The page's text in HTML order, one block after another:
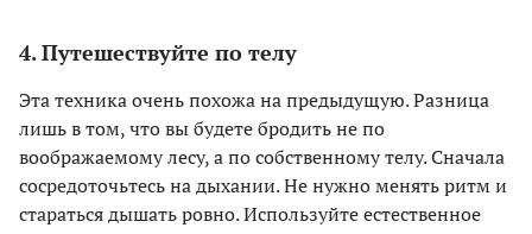
4. Путешествуйте по телу
Эта техника очень похожа на предыдущую. Разница
лишь в том, что вы будете бродить не по
воображаемому лесу, а по собственному телу. Сначала
сосредоточьтесь на дыхании. Не нужно менять ритм и
стараться дышать ровно. Используйте естественное